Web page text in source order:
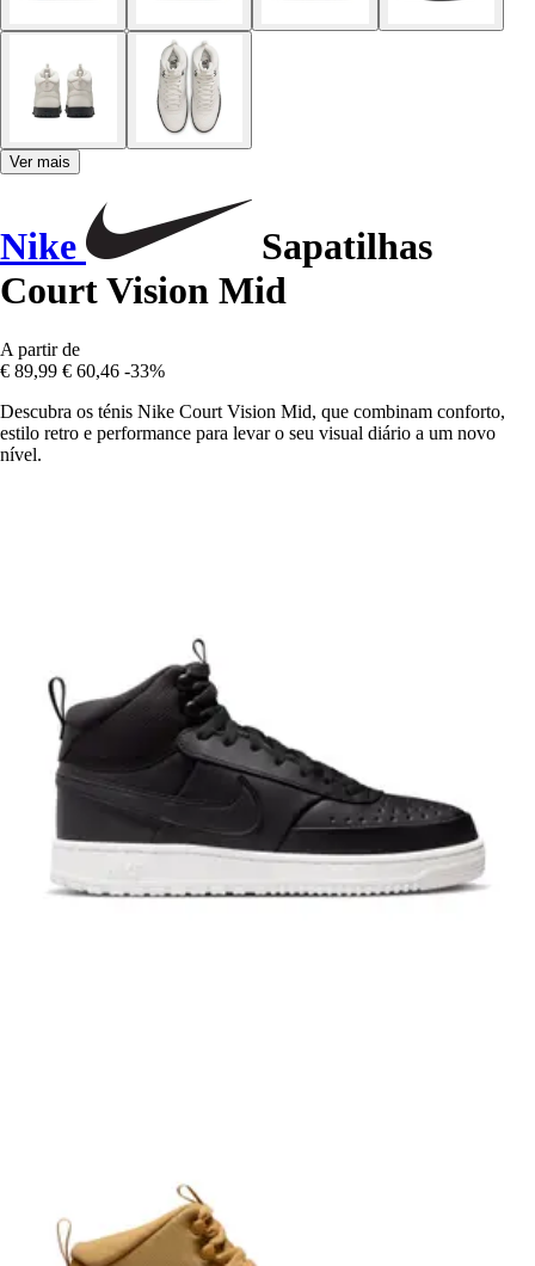
Ver mais
Nike
Sapatilhas
Court Vision Mid
A partir de
€ 89,99 € 60,46 -33%
Descubra os ténis Nike Court Vision Mid, que combinam conforto,
estilo retro e performance para levar o seu visual diário a um novo
nível.